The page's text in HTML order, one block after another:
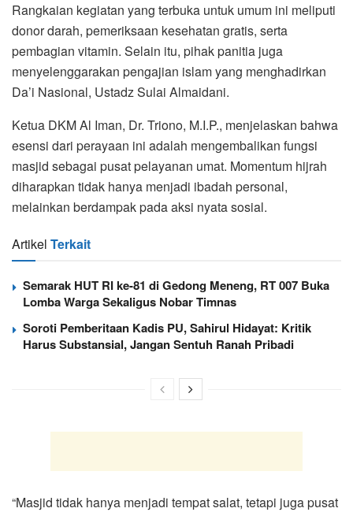
Rangkaian kegiatan yang terbuka untuk umum ini meliputi
donor darah, pemeriksaan kesehatan gratis, serta
pembagian vitamin. Selain itu, pihak panitia juga
menyelenggarakan pengajian islam yang menghadirkan
Da’i Nasional, Ustadz Sulai Almaidani.
Ketua DKM Al Iman, Dr. Triono, M.I.P., menjelaskan bahwa
esensi dari perayaan ini adalah mengembalikan fungsi
masjid sebagai pusat pelayanan umat. Momentum hijrah
diharapkan tidak hanya menjadi ibadah personal,
melainkan berdampak pada aksi nyata sosial.
Artikel Terkait
Semarak HUT RI ke-81 di Gedong Meneng, RT 007 Buka
Lomba Warga Sekaligus Nobar Timnas
Soroti Pemberitaan Kadis PU, Sahirul Hidayat: Kritik
Harus Substansial, Jangan Sentuh Ranah Pribadi
“Masjid tidak hanya menjadi tempat salat, tetapi juga pusat